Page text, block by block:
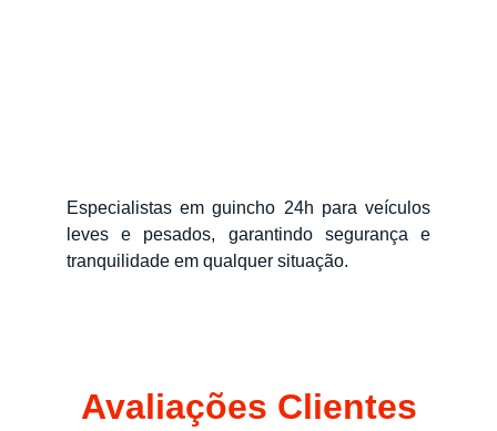
Especialistas em guincho 24h para veículos
leves e pesados, garantindo segurança e
tranquilidade em qualquer situação.
Avaliações Clientes